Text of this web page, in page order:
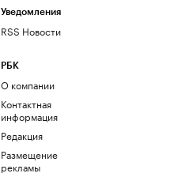
Уведомления
RSS Новости
РБК
О компании
Контактная
информация
Редакция
Размещение
рекламы